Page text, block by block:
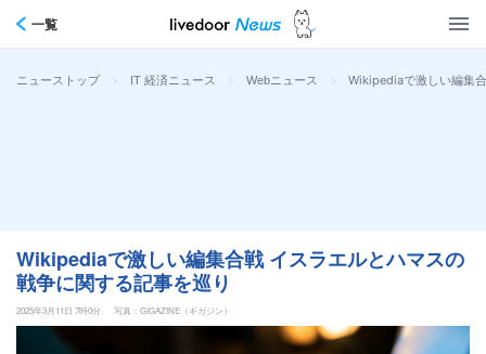
一覧
ニューストップ > IT 経済ニュース > Webニュース > Wikipediaで激しい編集
Wikipediaで激しい編集合戦 イスラエルとハマスの
戦争に関する記事を巡り
2025年3月11日 7時0分 写真：GIGAZINE（ギガジン）